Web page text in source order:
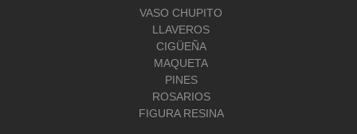
VASO CHUPITO
LLAVEROS
CIGÜEÑA
MAQUETA
PINES
ROSARIOS
FIGURA RESINA